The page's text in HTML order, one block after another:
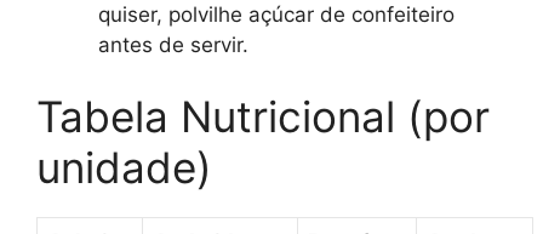
quiser, polvilhe açúcar de confeiteiro
antes de servir.
Tabela Nutricional (por
unidade)